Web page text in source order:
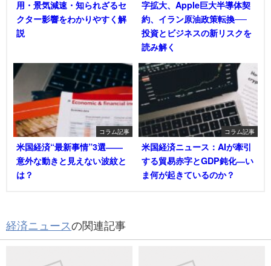
用・景気減速・知られざるセ
クター影響をわかりやすく解
説
字拡大、Apple巨大半導体契
約、イラン原油政策転換──
投資とビジネスの新リスクを
読み解く
コラム記事
米国経済“最新事情”3選――
意外な動きと見えない波紋と
は？
コラム記事
米国経済ニュース：AIが牽引
する貿易赤字とGDP鈍化―い
ま何が起きているのか？
経済ニュースの関連記事